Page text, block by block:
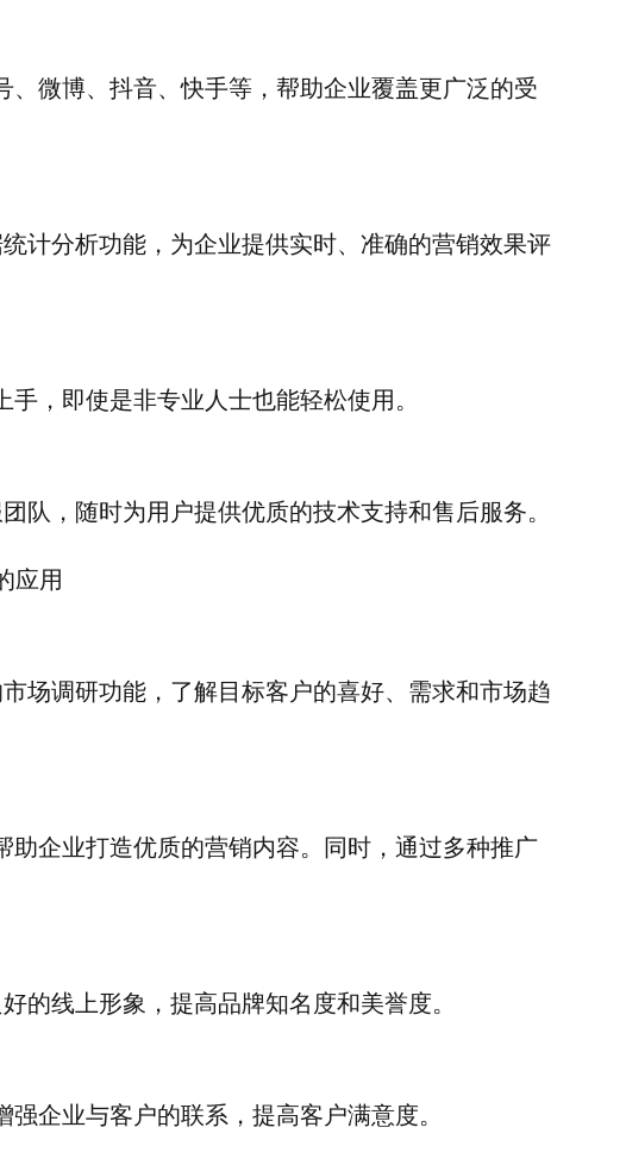
微博、抖音、快手等，帮助企业覆盖更广泛的受
计分析功能，为企业提供实时、准确的营销效果评
，即使是非专业人士也能轻松使用。
队，随时为用户提供优质的技术支持和售后服务。
应用
场调研功能，了解目标客户的喜好、需求和市场趋
企业打造优质的营销内容。同时，通过多种推广
的线上形象，提高品牌知名度和美誉度。
企业与客户的联系，提高客户满意度。